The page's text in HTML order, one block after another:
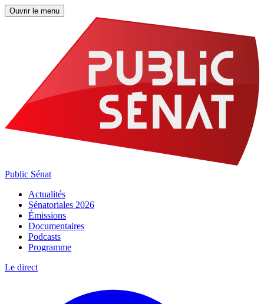
Ouvrir le menu
Public Sénat
Actualités
Sénatoriales 2026
Émissions
Documentaires
Podcasts
Programme
Le direct